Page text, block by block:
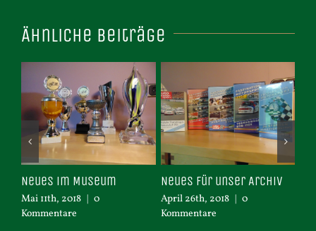
Ähnliche Beiträge
Neues im Museum
Mai 11th, 2018 | 0
Kommentare
Neues für unser Archiv
April 26th, 2018 | 0
Kommentare